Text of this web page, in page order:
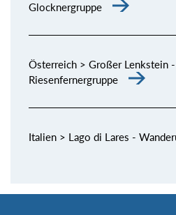
Glocknergruppe
Österreich > Großer Lenkstein
Riesenfernergruppe
Italien > Lago di Lares -